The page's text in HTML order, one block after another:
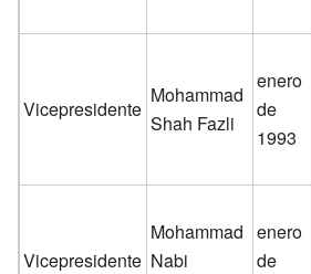
Vicepresidente
Mohammad
Shah Fazli
enero
de
1993
Vicepresidente
Mohammad
Nabi
enero
de